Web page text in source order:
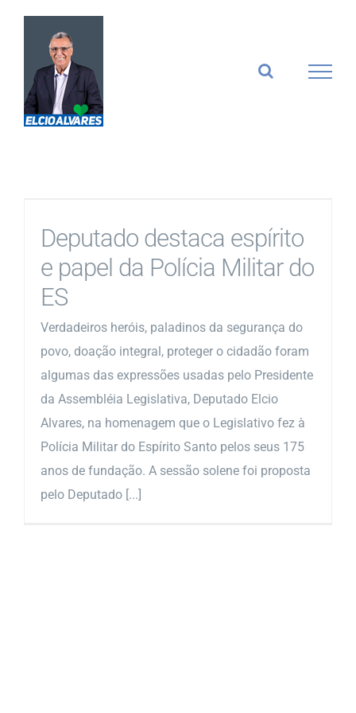
conteúdo
Deputado destaca espírito
e papel da Polícia Militar do
ES
Verdadeiros heróis, paladinos da segurança do
povo, doação integral, proteger o cidadão foram
algumas das expressões usadas pelo Presidente
da Assembléia Legislativa, Deputado Elcio
Alvares, na homenagem que o Legislativo fez à
Polícia Militar do Espírito Santo pelos seus 175
anos de fundação. A sessão solene foi proposta
pelo Deputado [...]